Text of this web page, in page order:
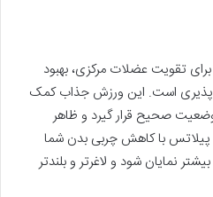
تقویت عضلات مرکزی، بهبود
است. این ورزش جذاب کمک
صحیح قرار گیرد و ظاهر
پیلاتس با کاهش چربی بدن شما
نمایان شود و لاغرتر و بلندتر